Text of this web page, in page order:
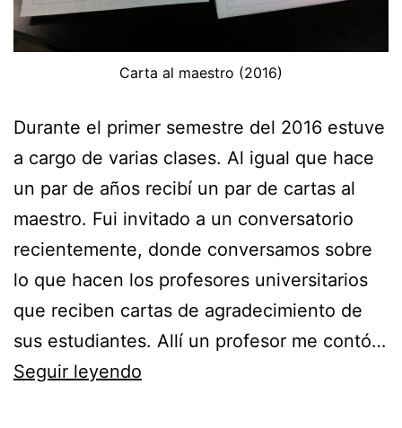
Carta al maestro (2016)
Durante el primer semestre del 2016 estuve
a cargo de varias clases. Al igual que hace
un par de años recibí un par de cartas al
maestro. Fui invitado a un conversatorio
recientemente, donde conversamos sobre
lo que hacen los profesores universitarios
que reciben cartas de agradecimiento de
sus estudiantes. Allí un profesor me contó…
Seguir leyendo